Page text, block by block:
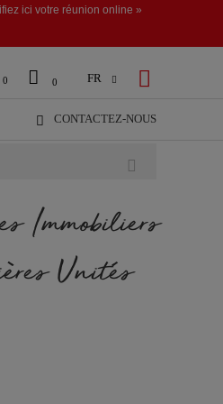
FR  
CONTACTEZ-NOUS
0  0

ici votre réunion online »
Immobiliers
Unités